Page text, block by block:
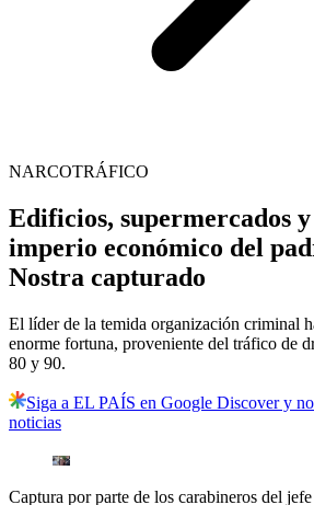
NARCOTRÁFICO
Edificios, supermercados
imperio económico del
Nostra capturado
El líder de la temida organización criminal
enorme fortuna, proveniente del tráfico de
80 y 90.
Siga a EL PAÍS en Google Discover y
noticias
Captura por parte de los carabineros del